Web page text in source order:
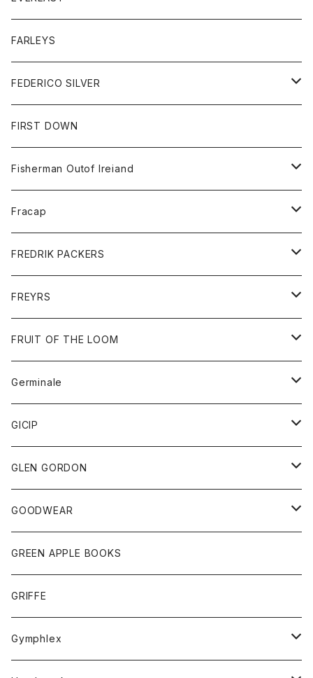
シャツ
セーター
ボトム
ショートパンツ
パンツ
レディース
コート
ジャケット
Tシャツ
ボトム
トップス
ジャケット
スエットシャツ
ボトム
スエットパンツ
グッズ
帽子
FARLEYS
FEDERICO SILVER
アクセサリー
FIRST DOWN
Fisherman Outof Ireiand
ニット
Fracap
グッズ
靴
FREDRIK PACKERS
アクセサリー
バッグ
FREYRS
サングラス
FRUIT OF THE LOOM
アウター
パーカー
グッズ
ネクタイ
チーフ
トップス
シャツ
タンクトップ
ボトム
ショートパンツ
スカート
レディース
スカート
Tシャツ
Germinale
靴
サンダル
GICIP
トップス
Tシャツ
GLEN GORDON
グッズ
手袋
GOODWEAR
トップス
Tシャツ
GREEN APPLE BOOKS
GRIFFE
Gymphlex